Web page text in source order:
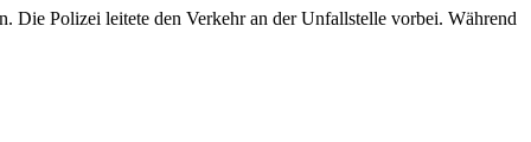
Die Polizei leitete den Verkehr an der Unfallstelle vorbei. Während